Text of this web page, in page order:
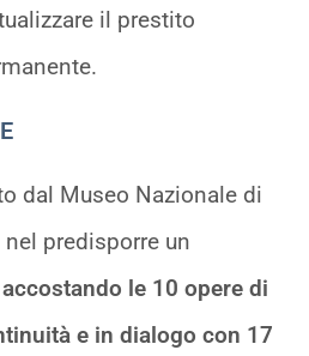
il prestito
dal Museo Nazionale di
predisporre un
accostando le 10 opere di
e in dialogo con 17